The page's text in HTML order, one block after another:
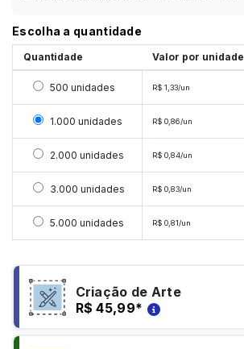
Escolha a quantidade
Quantidade Valor por unidade
Selecionar 500 unidades
500 unidades R$ 1,33/un
Selecionar 1000 unidades
1.000 unidades R$ 0,86/un
Selecionar 2000 unidades
2.000 unidades R$ 0,84/un
Selecionar 3000 unidades
3.000 unidades R$ 0,83/un
Selecionar 5000 unidades
5.000 unidades R$ 0,81/un
Criação de Arte
R$ 45,99*